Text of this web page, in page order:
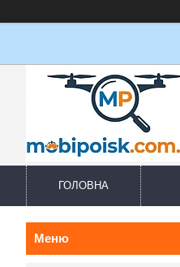
ГОЛОВНА